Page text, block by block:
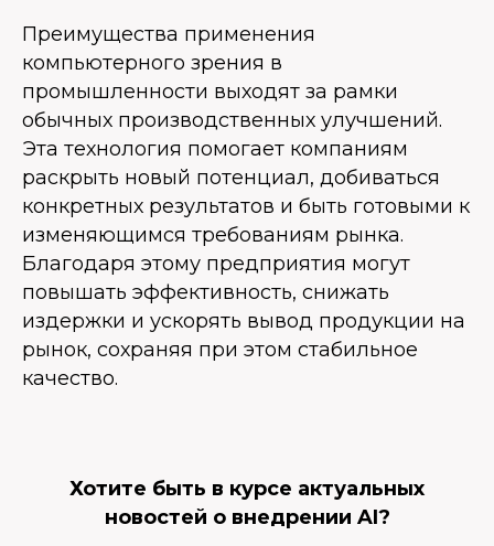
Преимущества применения
компьютерного зрения в
промышленности выходят за рамки
обычных производственных улучшений.
Эта технология помогает компаниям
раскрыть новый потенциал, добиваться
конкретных результатов и быть готовыми к
изменяющимся требованиям рынка.
Благодаря этому предприятия могут
повышать эффективность, снижать
издержки и ускорять вывод продукции на
рынок, сохраняя при этом стабильное
качество.
Хотите быть в курсе актуальных
новостей о внедрении AI?